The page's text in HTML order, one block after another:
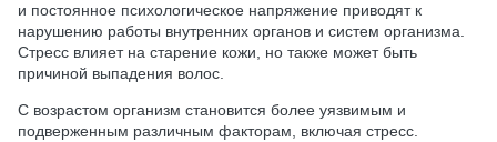
и постоянное психологическое напряжение приводят к
нарушению работы внутренних органов и систем организма.
Стресс влияет на старение кожи, но также может быть
причиной выпадения волос.
С возрастом организм становится более уязвимым и
подверженным различным факторам, включая стресс.